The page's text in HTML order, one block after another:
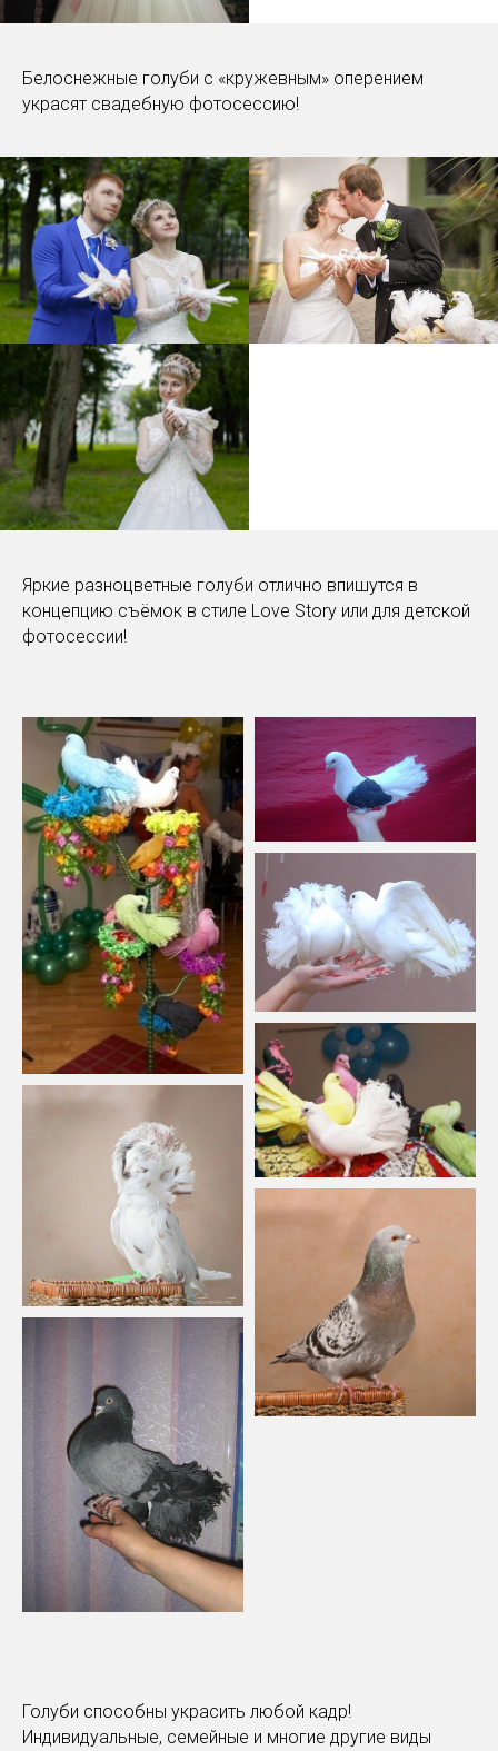
Белоснежные голуби с «кружевным» оперением
украсят свадебную фотосессию!
Яркие разноцветные голуби отлично впишутся в
концепцию съёмок в стиле Love Story или для детской
фотосессии!
Голуби способны украсить любой кадр!
Индивидуальные, семейные и многие другие виды